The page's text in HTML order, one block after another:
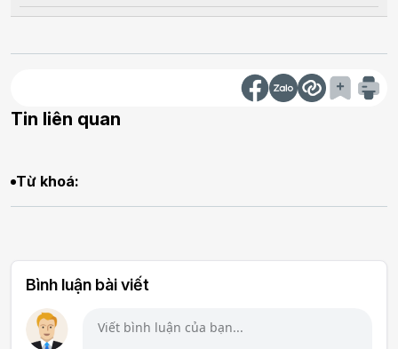
Tin liên quan
Từ khoá:
Bình luận bài viết